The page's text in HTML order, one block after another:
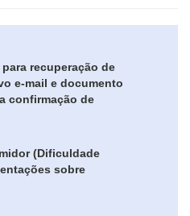
recuperação de
e-mail e documento
confirmação de
(Dificuldade
sobre